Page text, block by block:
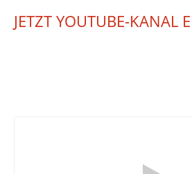
JETZT YOUTUBE-KANAL